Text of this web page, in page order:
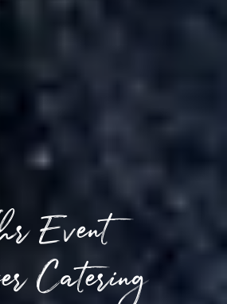
Event
Catering